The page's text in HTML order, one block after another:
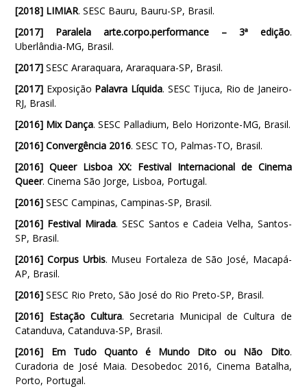
[2018] LIMIAR. SESC Bauru, Bauru-SP, Brasil.
[2017]
Paralela arte.corpo.performance – 3ª edição.
Uberlândia-MG, Brasil.
[2017] SESC Araraquara, Araraquara-SP, Brasil.
[2017] Exposição Palavra Líquida. SESC Tijuca, Rio de Janeiro-
RJ, Brasil.
[2016] Mix Dança. SESC Palladium, Belo Horizonte-MG, Brasil.
[2016] Convergência 2016. SESC TO, Palmas-TO, Brasil.
[2016] Queer Lisboa XX: Festival Internacional de Cinema
Queer. Cinema São Jorge, Lisboa, Portugal.
[2016]SESC Campinas, Campinas-SP, Brasil.
[2016] Festival Mirada. SESC Santos e Cadeia Velha, Santos-
SP, Brasil.
[2016] Corpus Urbis. Museu Fortaleza de São José, Macapá-
AP, Brasil.
[2016]SESC Rio Preto, São José do Rio Preto-SP, Brasil.
[2016] Estação Cultura. Secretaria Municipal de Cultura de
Catanduva, Catanduva-SP, Brasil.
[2016]
Em Tudo Quanto é Mundo Dito ou Não Dito.
Curadoria de José Maia. Desobedoc 2016, Cinema Batalha,
Porto, Portugal.